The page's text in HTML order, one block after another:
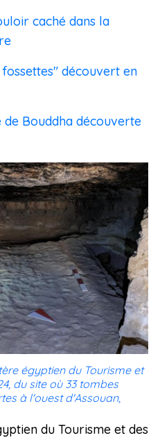
caché dans la
découvert en
de Bouddha découverte
égyptien du Tourisme et
du site où 33 tombes
à l'ouest d'Assouan,
du Tourisme et des